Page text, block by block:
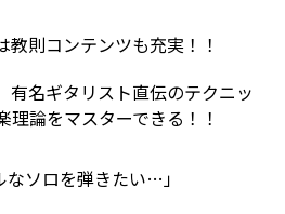
則コンテンツも充実！！
有名ギタリスト直伝のテクニッ
論をマスターできる！！
なソロを弾きたい…」